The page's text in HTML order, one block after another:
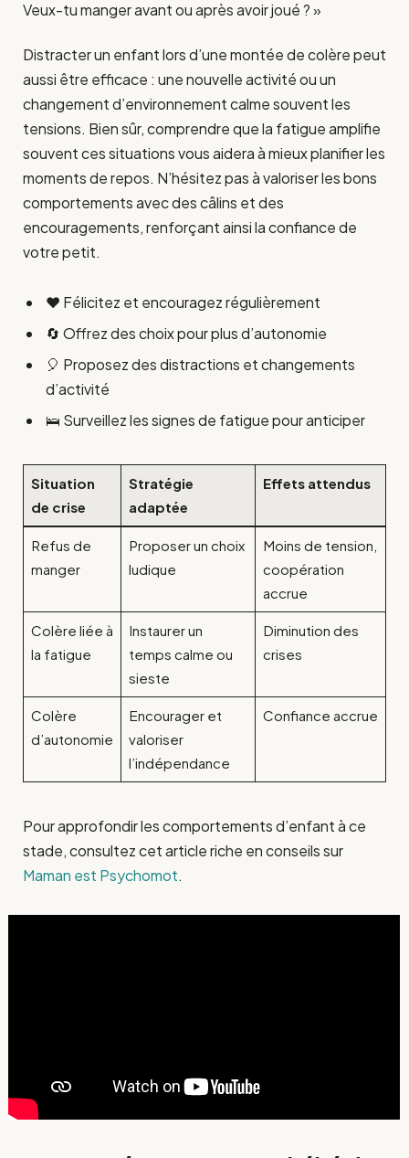
Veux-tu manger avant ou après avoir joué ? »
Distracter un enfant lors d’une montée de colère peut
aussi être efficace : une nouvelle activité ou un
changement d’environnement calme souvent les
tensions. Bien sûr, comprendre que la fatigue amplifie
souvent ces situations vous aidera à mieux planifier les
moments de repos. N’hésitez pas à valoriser les bons
comportements avec des câlins et des
encouragements, renforçant ainsi la confiance de
votre petit.
❤️ Félicitez et encouragez régulièrement
🔄 Offrez des choix pour plus d’autonomie
🎈 Proposez des distractions et changements
d’activité
🛌 Surveillez les signes de fatigue pour anticiper
Situation
de crise
Stratégie
adaptée
Effets attendus
Refus de
manger
Proposer un choix
ludique
Moins de tension,
coopération
accrue
Colère liée à
la fatigue
Instaurer un
temps calme ou
sieste
Diminution des
crises
Colère
d’autonomie
Encourager et
valoriser
l’indépendance
Confiance accrue
Pour approfondir les comportements d’enfant à ce
stade, consultez cet article riche en conseils sur
Maman est Psychomot.